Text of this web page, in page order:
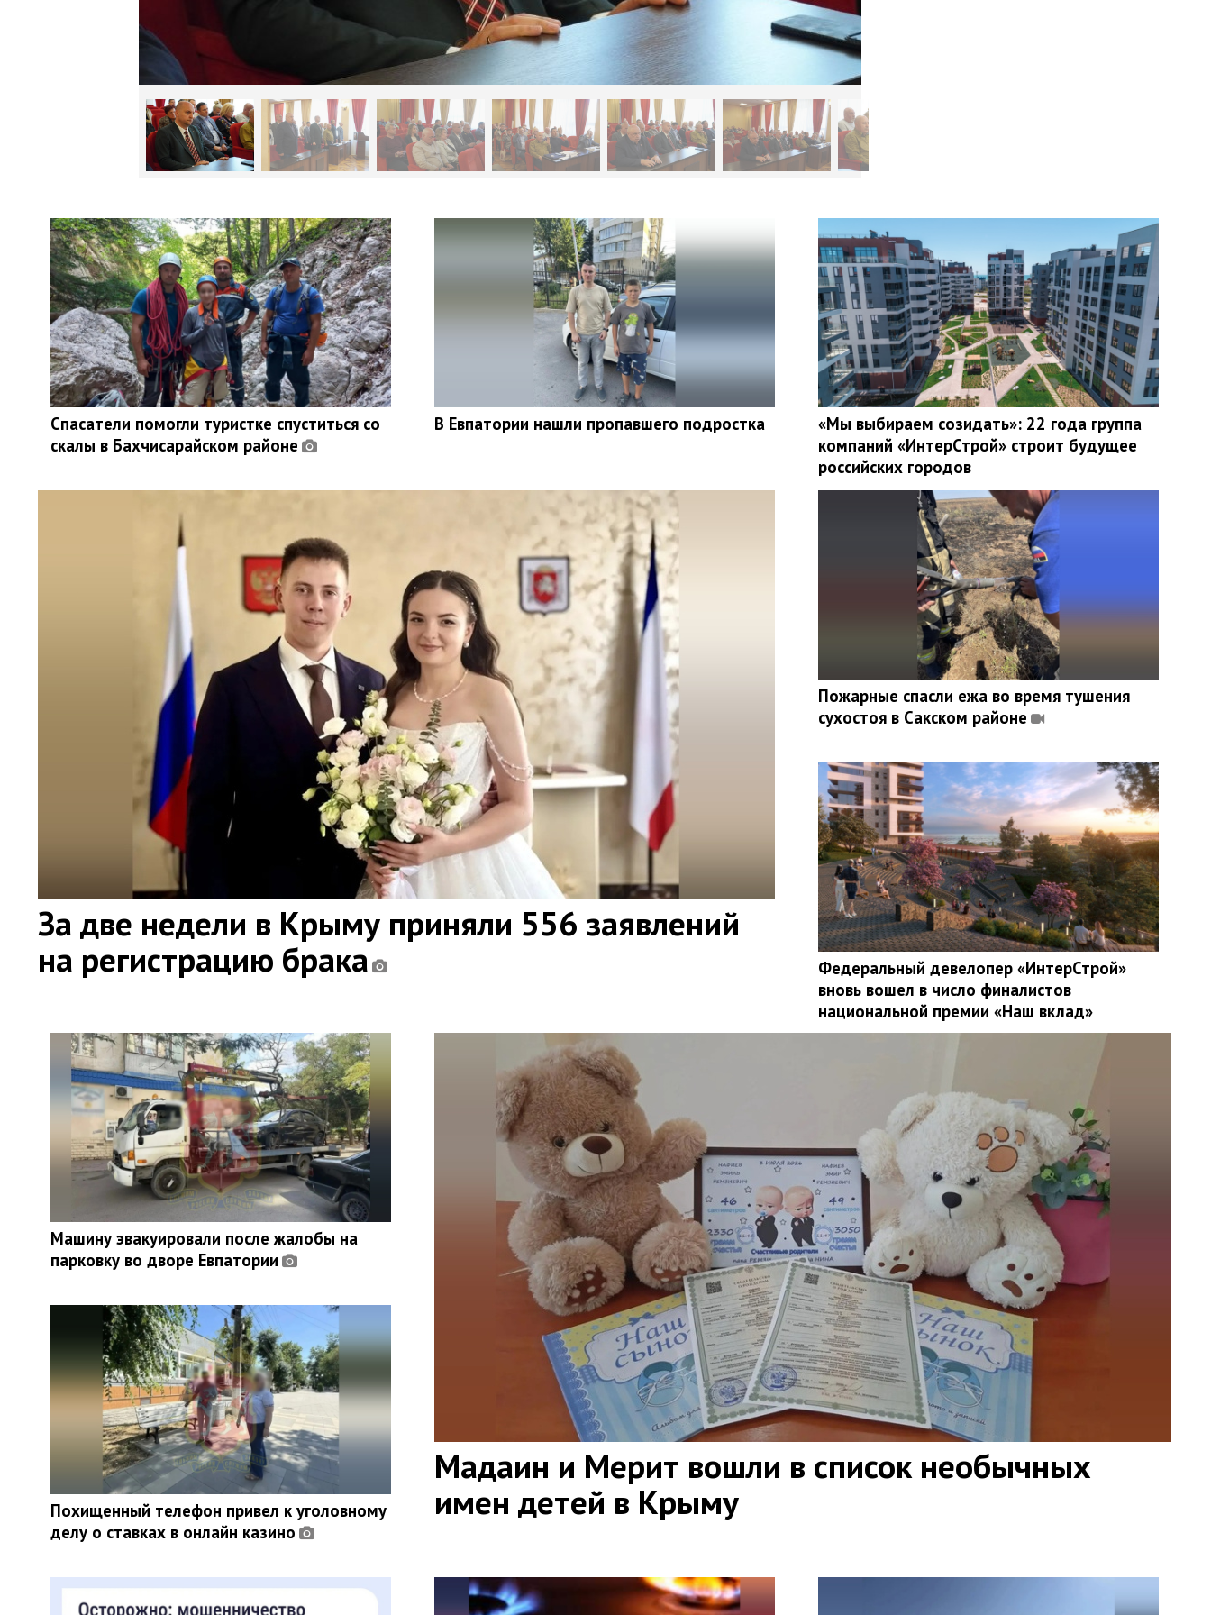
Спасатели помогли туристке спуститься со
скалы в Бахчисарайском районе
В Евпатории нашли пропавшего подростка
«Мы выбираем созидать»: 22 года группа
компаний «ИнтерСтрой» строит будущее
российских городов
За две недели в Крыму приняли 556 заявлений
на регистрацию брака
Пожарные спасли ежа во время тушения
сухостоя в Сакском районе
Федеральный девелопер «ИнтерСтрой»
вновь вошел в число финалистов
национальной премии «Наш вклад»
Мадаин и Мерит вошли в список необычных
имен детей в Крыму
Машину эвакуировали после жалобы на
парковку во дворе Евпатории
Похищенный телефон привел к уголовному
делу о ставках в онлайн казино